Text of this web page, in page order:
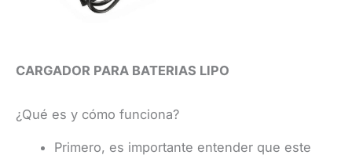
CARGADOR PARA BATERIAS LIPO
¿Qué es y cómo funciona?
Primero, es importante entender que este